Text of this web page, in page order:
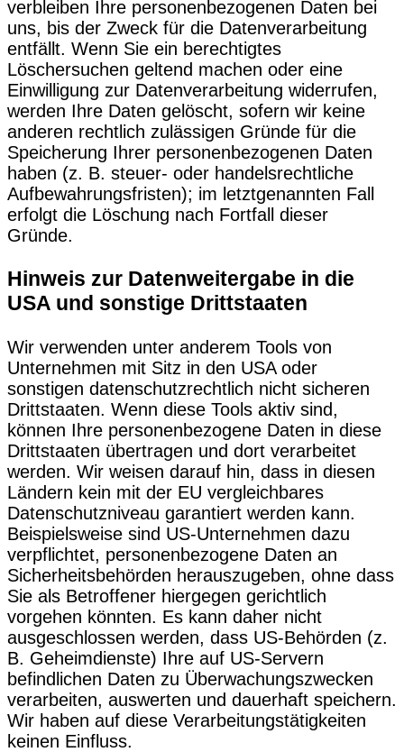
verbleiben Ihre personenbezogenen Daten bei
uns, bis der Zweck für die Datenverarbeitung
entfällt. Wenn Sie ein berechtigtes
Löschersuchen geltend machen oder eine
Einwilligung zur Datenverarbeitung widerrufen,
werden Ihre Daten gelöscht, sofern wir keine
anderen rechtlich zulässigen Gründe für die
Speicherung Ihrer personenbezogenen Daten
haben (z. B. steuer- oder handelsrechtliche
Aufbewahrungsfristen); im letztgenannten Fall
erfolgt die Löschung nach Fortfall dieser
Gründe.
Hinweis zur Datenweitergabe in die
USA und sonstige Drittstaaten
Wir verwenden unter anderem Tools von
Unternehmen mit Sitz in den USA oder
sonstigen datenschutzrechtlich nicht sicheren
Drittstaaten. Wenn diese Tools aktiv sind,
können Ihre personenbezogene Daten in diese
Drittstaaten übertragen und dort verarbeitet
werden. Wir weisen darauf hin, dass in diesen
Ländern kein mit der EU vergleichbares
Datenschutzniveau garantiert werden kann.
Beispielsweise sind US-Unternehmen dazu
verpflichtet, personenbezogene Daten an
Sicherheitsbehörden herauszugeben, ohne dass
Sie als Betroffener hiergegen gerichtlich
vorgehen könnten. Es kann daher nicht
ausgeschlossen werden, dass US-Behörden (z.
B. Geheimdienste) Ihre auf US-Servern
befindlichen Daten zu Überwachungszwecken
verarbeiten, auswerten und dauerhaft speichern.
Wir haben auf diese Verarbeitungstätigkeiten
keinen Einfluss.